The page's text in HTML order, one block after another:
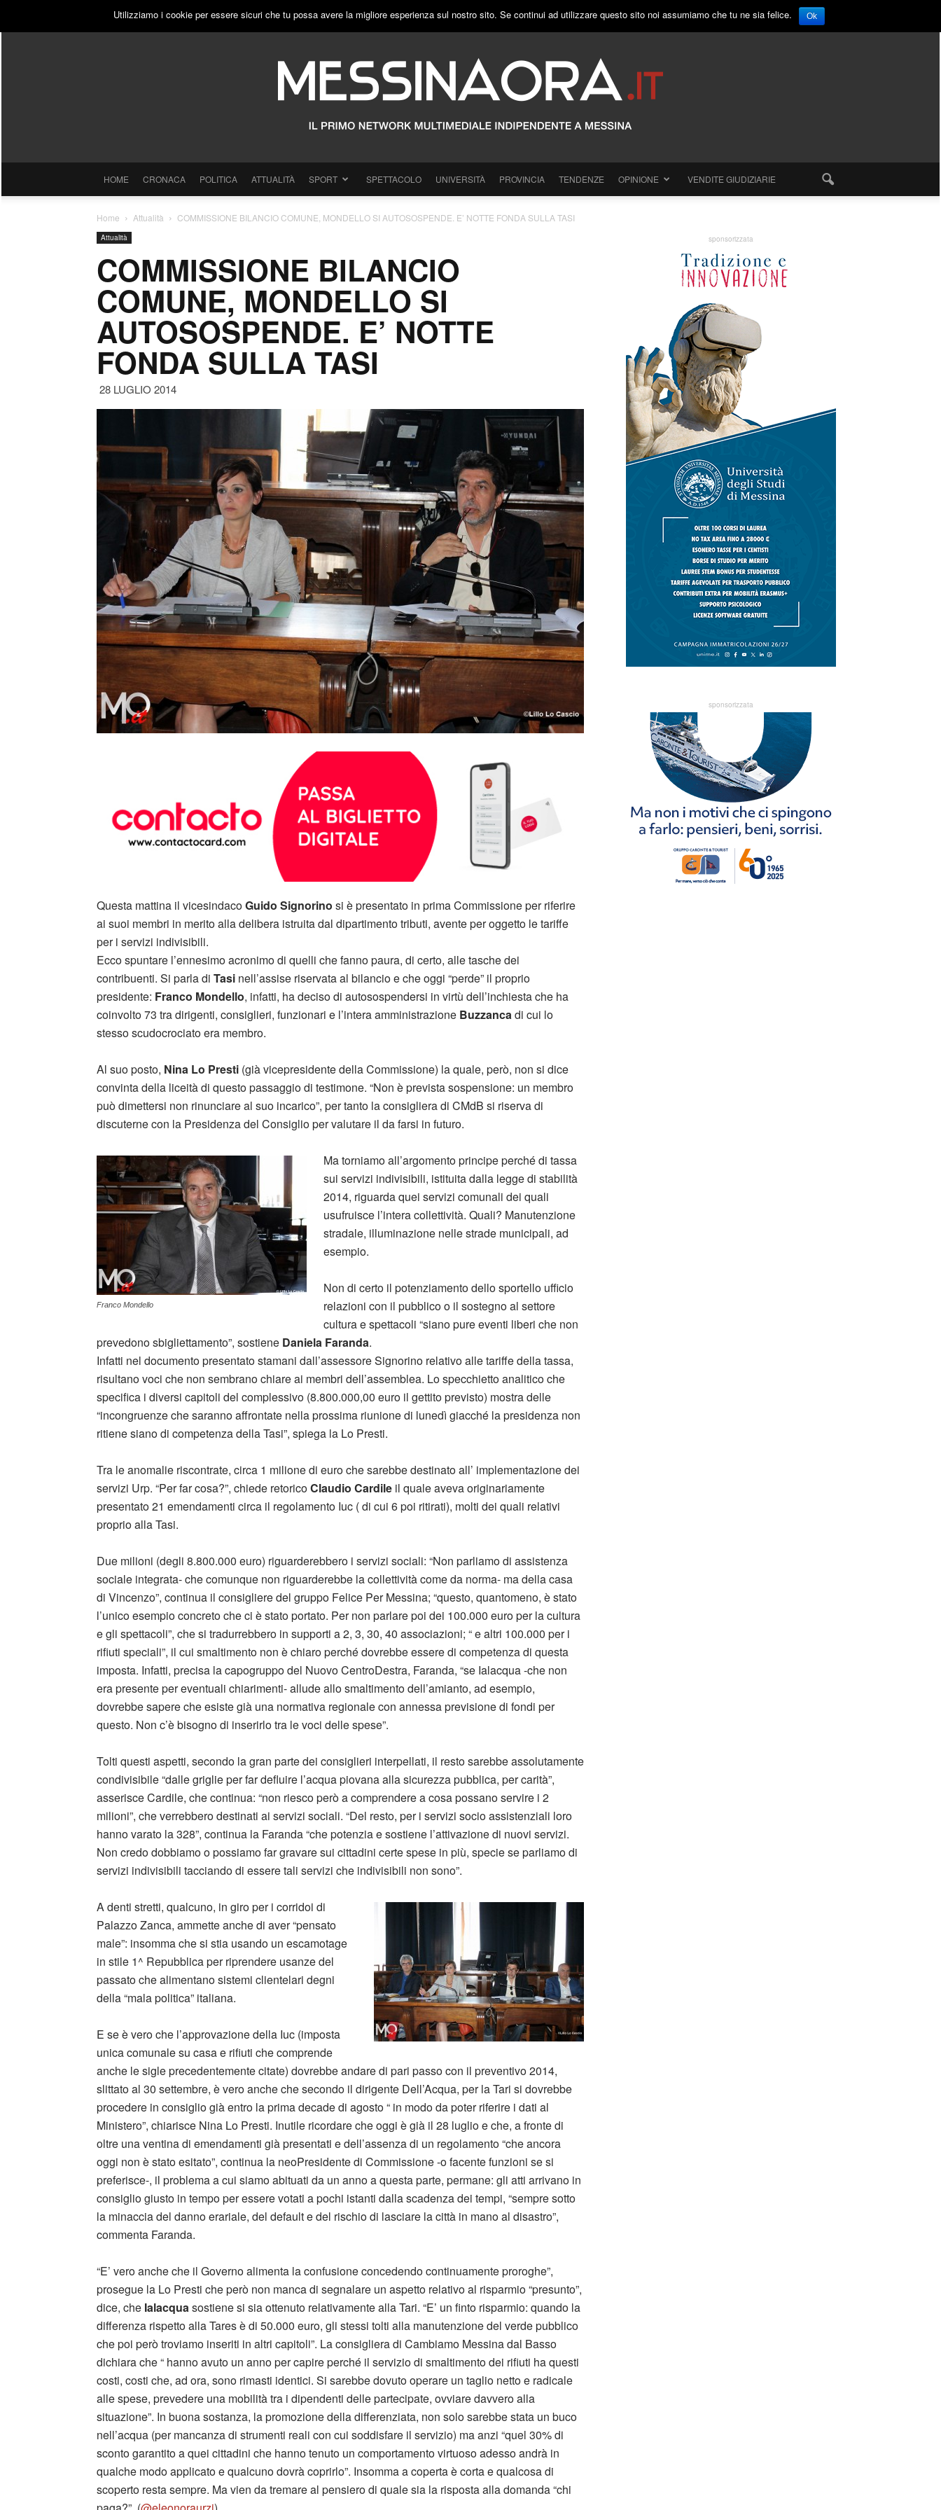
GIOVEDÌ, 6 AGOSTO 2026 PUBBLICITÀ
HOME CRONACA POLITICA ATTUALITÀ SPORT SPETTACOLO UNIVERSITÀ PROVINCIA TENDENZE OPINIONE VENDITE GIUDIZIARIE
Home Attualità COMMISSIONE BILANCIO COMUNE, MONDELLO SI AUTOSOSPENDE. E’ NOTTE FONDA SULLA TASI
Attualità
COMMISSIONE BILANCIO
COMUNE, MONDELLO SI
AUTOSOSPENDE. E’ NOTTE
FONDA SULLA TASI
28 LUGLIO 2014
Questa mattina il vicesindacoGuido Signorino si è presentato in prima Commissione per riferire
ai suoi membri in merito alla delibera istruita dal dipartimento tributi, avente per oggetto le tariffe
per i servizi indivisibili.
Ecco spuntare l’ennesimo acronimo di quelli che fanno paura, di certo, alle tasche dei
contribuenti. Si parla di Tasi nell’assise riservata al bilancio e che oggi “perde” il proprio
presidente: Franco Mondello, infatti, ha deciso di autosospendersi in virtù dell’inchiesta che ha
coinvolto 73 tra dirigenti, consiglieri, funzionari e l’intera amministrazione Buzzanca di cui lo
stesso scudocrociato era membro.
Al suo posto, Nina Lo Presti (già vicepresidente della Commissione) la quale, però, non si dice
convinta della liceità di questo passaggio di testimone. “Non è prevista sospensione: un membro
può dimettersi non rinunciare al suo incarico”, per tanto la consigliera di CMdB si riserva di
discuterne con la Presidenza del Consiglio per valutare il da farsi in futuro.
Franco Mondello
Ma torniamo all’argomento principe perché di tassa
sui servizi indivisibili, istituita dalla legge di stabilità
2014, riguarda quei servizi comunali dei quali
usufruisce l’intera collettività. Quali? Manutenzione
stradale, illuminazione nelle strade municipali, ad
esempio.
Non di certo il potenziamento dello sportello ufficio
relazioni con il pubblico o il sostegno al settore
cultura e spettacoli “siano pure eventi liberi che non
prevedono sbigliettamento”, sostiene Daniela Faranda.
Infatti nel documento presentato stamani dall’assessore Signorino relativo alle tariffe della tassa,
risultano voci che non sembrano chiare ai membri dell’assemblea. Lo specchietto analitico che
specifica i diversi capitoli del complessivo (8.800.000,00 euro il gettito previsto) mostra delle
“incongruenze che saranno affrontate nella prossima riunione di lunedì giacché la presidenza non
ritiene siano di competenza della Tasi”, spiega la Lo Presti.
Tra le anomalie riscontrate, circa 1 milione di euro che sarebbe destinato all’ implementazione dei
servizi Urp. “Per far cosa?”, chiede retoricoClaudio Cardile il quale aveva originariamente
presentato 21 emendamenti circa il regolamento Iuc ( di cui 6 poi ritirati), molti dei quali relativi
proprio alla Tasi.
Due milioni (degli 8.800.000 euro) riguarderebbero i servizi sociali: “Non parliamo di assistenza
sociale integrata- che comunque non riguarderebbe la collettività come da norma- ma della casa
di Vincenzo”, continua il consigliere del gruppo Felice Per Messina; “questo, quantomeno, è stato
l’unico esempio concreto che ci è stato portato. Per non parlare poi dei 100.000 euro per la cultura
e gli spettacoli”, che si tradurrebbero in supporti a 2, 3, 30, 40 associazioni; “ e altri 100.000 per i
rifiuti speciali”, il cui smaltimento non è chiaro perché dovrebbe essere di competenza di questa
imposta. Infatti, precisa la capogruppo del Nuovo CentroDestra, Faranda, “se Ialacqua -che non
era presente per eventuali chiarimenti- allude allo smaltimento dell’amianto, ad esempio,
dovrebbe sapere che esiste già una normativa regionale con annessa previsione di fondi per
questo. Non c’è bisogno di inserirlo tra le voci delle spese”.
Tolti questi aspetti, secondo la gran parte dei consiglieri interpellati, il resto sarebbe assolutamente
condivisibile “dalle griglie per far defluire l’acqua piovana alla sicurezza pubblica, per carità”,
asserisce Cardile, che continua: “non riesco però a comprendere a cosa possano servire i 2
milioni”, che verrebbero destinati ai servizi sociali. “Del resto, per i servizi socio assistenziali loro
hanno varato la 328”, continua la Faranda “che potenzia e sostiene l’attivazione di nuovi servizi.
Non credo dobbiamo o possiamo far gravare sui cittadini certe spese in più, specie se parliamo di
servizi indivisibili tacciando di essere tali servizi che indivisibili non sono”.
A denti stretti, qualcuno, in giro per i corridoi di
Palazzo Zanca, ammette anche di aver “pensato
male”: insomma che si stia usando un escamotage
in stile 1^ Repubblica per riprendere usanze del
passato che alimentano sistemi clientelari degni
della “mala politica” italiana.
E se è vero che l’approvazione della Iuc (imposta
unica comunale su casa e rifiuti che comprende
anche le sigle precedentemente citate) dovrebbe andare di pari passo con il preventivo 2014,
slittato al 30 settembre, è vero anche che secondo il dirigente Dell’Acqua, per la Tari si dovrebbe
procedere in consiglio già entro la prima decade di agosto “ in modo da poter riferire i dati al
Ministero”, chiarisce Nina Lo Presti. Inutile ricordare che oggi è già il 28 luglio e che, a fronte di
oltre una ventina di emendamenti già presentati e dell’assenza di un regolamento “che ancora
oggi non è stato esitato”, continua la neoPresidente di Commissione -o facente funzioni se si
preferisce-, il problema a cui siamo abituati da un anno a questa parte, permane: gli atti arrivano in
consiglio giusto in tempo per essere votati a pochi istanti dalla scadenza dei tempi, “sempre sotto
la minaccia del danno erariale, del default e del rischio di lasciare la città in mano al disastro”,
commenta Faranda.
“E’ vero anche che il Governo alimenta la confusione concedendo continuamente proroghe”,
prosegue la Lo Presti che però non manca di segnalare un aspetto relativo al risparmio “presunto”,
dice, che Ialacqua sostiene si sia ottenuto relativamente alla Tari. “E’ un finto risparmio: quando la
differenza rispetto alla Tares è di 50.000 euro, gli stessi tolti alla manutenzione del verde pubblico
che poi però troviamo inseriti in altri capitoli”. La consigliera di Cambiamo Messina dal Basso
dichiara che “ hanno avuto un anno per capire perché il servizio di smaltimento dei rifiuti ha questi
costi, costi che, ad ora, sono rimasti identici. Si sarebbe dovuto operare un taglio netto e radicale
alle spese, prevedere una mobilità tra i dipendenti delle partecipate, ovviare davvero alla
situazione”. In buona sostanza, la promozione della differenziata, non solo sarebbe stata un buco
nell’acqua (per mancanza di strumenti reali con cui soddisfare il servizio) ma anzi “quel 30% di
sconto garantito a quei cittadini che hanno tenuto un comportamento virtuoso adesso andrà in
qualche modo applicato e qualcuno dovrà coprirlo”. Insomma a coperta è corta e qualcosa di
scoperto resta sempre. Ma vien da tremare al pensiero di quale sia la risposta alla domanda “chi
sponsorizzata
sponsorizzata
Utilizziamo i cookie per essere sicuri che tu possa avere la migliore esperienza sul nostro sito. Se continui ad utilizzare questo sito noi assumiamo che tu ne sia felice. Ok